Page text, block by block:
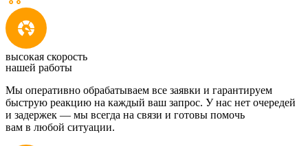
высокая скорость
нашей работы
Мы оперативно обрабатываем все заявки и гарантируем
быструю реакцию на каждый ваш запрос. У нас нет очередей
и задержек — мы всегда на связи и готовы помочь
вам в любой ситуации.